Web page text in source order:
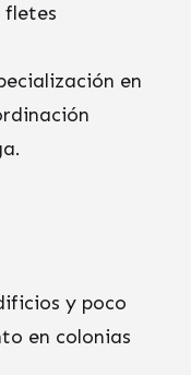
fletes
en
y poco
en colonias